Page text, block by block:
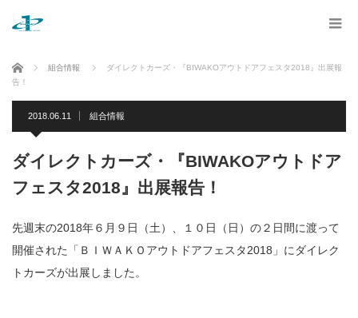
ホーム 組合情報
ダイレクトカーズ・『BIWAKOアウトドアフェスタ2018』出展報
告！
2018.06.11 組合情報
ダイレクトカーズ・『BIWAKOアウトドア
フェスタ2018』出展報告！
先週末の2018年６月９日（土）、１０日（日）の２日間に渡って
開催された「ＢＩＷＡＫＯアウトドアフェスタ2018」にダイレク
トカーズが出展しました。